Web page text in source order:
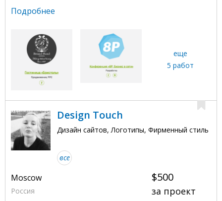
Подробнее
еще
5 работ
Design Touch
Дизайн сайтов, Логотипы, Фирменный стиль
все
Moscow
Россия
$500
за проект